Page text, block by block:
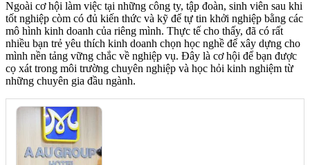
Ngoài cơ hội làm việc tại những công ty, tập đoàn, sinh viên sau khi
tốt nghiệp còm có đủ kiến thức và kỹ để tự tin khởi nghiệp bằng các
mô hình kinh doanh của riêng mình. Thực tế cho thấy, đã có rất
nhiều bạn trẻ yêu thích kinh doanh chọn học nghề để xây dựng cho
mình nền tảng vững chắc về nghiệp vụ. Đây là cơ hội để bạn được
cọ xát trong môi trường chuyên nghiệp và học hỏi kinh nghiệm từ
những chuyên gia đầu ngành.